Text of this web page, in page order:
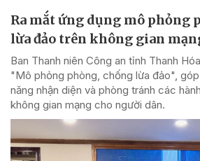
Ra mắt ứng dụng mô phỏng
lừa đảo trên không gian
Ban Thanh niên Công an tỉnh Thanh
"Mô phỏng phòng, chống lừa đảo",
năng nhận diện và phòng tránh các
không gian mạng cho người dân.